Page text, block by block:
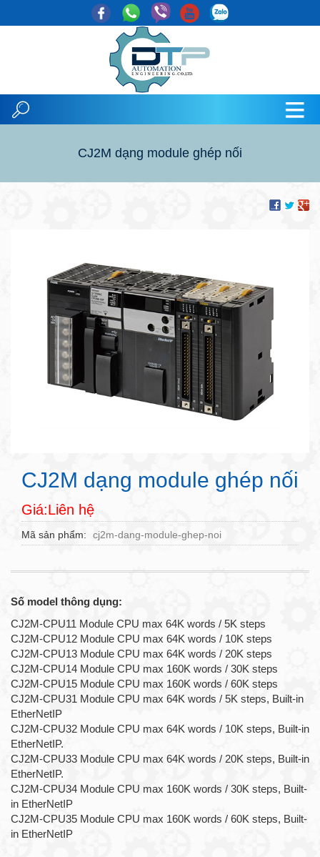
CJ2M dạng module ghép nối
CJ2M dạng module ghép nối
Giá:Liên hệ
Mã sản phẩm cj2m-dang-module-ghep-noi
Số model thông dụng:
CJ2M-CPU11 Module CPU max 64K words / 5K steps
CJ2M-CPU12 Module CPU max 64K words / 10K steps
CJ2M-CPU13 Module CPU max 64K words / 20K steps
CJ2M-CPU14 Module CPU max 160K words / 30K steps
CJ2M-CPU15 Module CPU max 160K words / 60K steps
CJ2M-CPU31 Module CPU max 64K words / 5K steps, Built-in
EtherNetIP
CJ2M-CPU32 Module CPU max 64K words / 10K steps, Built-in
EtherNetIP.
CJ2M-CPU33 Module CPU max 64K words / 20K steps, Built-in
EtherNetIP.
CJ2M-CPU34 Module CPU max 160K words / 30K steps, Built-
in EtherNetIP
CJ2M-CPU35 Module CPU max 160K words / 60K steps, Built-
in EtherNetIP